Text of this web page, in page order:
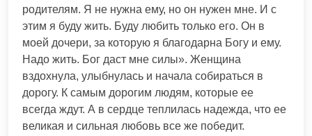
родителям. Я не нужна ему, но он нужен мне. И с
этим я буду жить. Буду любить только его. Он в
моей дочери, за которую я благодарна Богу и ему.
Надо жить. Бог даст мне силы». Женщина
вздохнула, улыбнулась и начала собираться в
дорогу. К самым дорогим людям, которые ее
всегда ждут. А в сердце теплилась надежда, что ее
великая и сильная любовь все же победит.